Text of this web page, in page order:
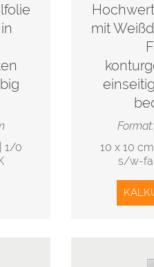
1/0
mit
10 x 10
s/w-